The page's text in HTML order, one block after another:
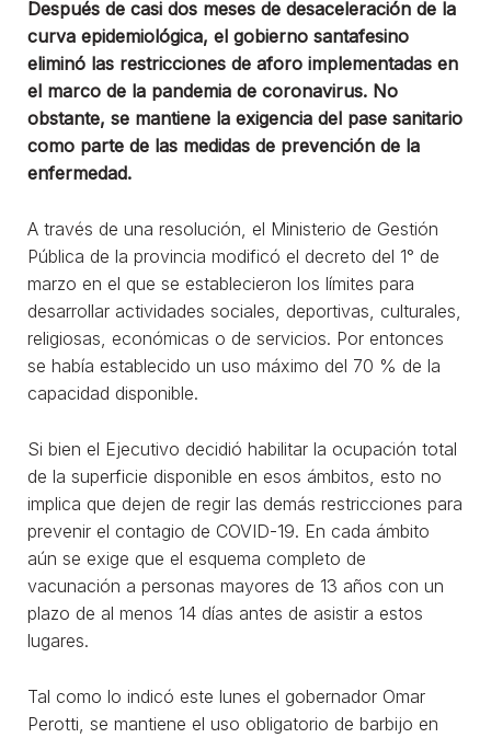
Después de casi dos meses de desaceleración de la
curva epidemiológica, el gobierno santafesino
eliminó las restricciones de aforo implementadas en
el marco de la pandemia de coronavirus. No
obstante, se mantiene la exigencia del pase sanitario
como parte de las medidas de prevención de la
enfermedad.
A través de una resolución, el Ministerio de Gestión
Pública de la provincia modificó el decreto del 1° de
marzo en el que se establecieron los límites para
desarrollar actividades sociales, deportivas, culturales,
religiosas, económicas o de servicios. Por entonces
se había establecido un uso máximo del 70 % de la
capacidad disponible.
Si bien el Ejecutivo decidió habilitar la ocupación total
de la superficie disponible en esos ámbitos, esto no
implica que dejen de regir las demás restricciones para
prevenir el contagio de COVID-19. En cada ámbito
aún se exige que el esquema completo de
vacunación a personas mayores de 13 años con un
plazo de al menos 14 días antes de asistir a estos
lugares.
Tal como lo indicó este lunes el gobernador Omar
Perotti, se mantiene el uso obligatorio de barbijo en